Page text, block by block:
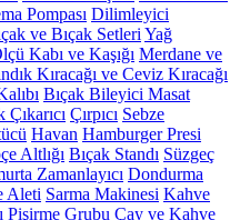
Pompası Dilimleyici
ve Bıçak Setleri Yağ
Kabı ve Kaşığı Merdane ve
Kıracağı ve Ceviz Kıracağı
Bıçak Bileyici Masat
Çırpıcı Sebze
Havan Hamburger Presi
Altlığı Bıçak Standı Süzgeç
Zamanlayıcı Dondurma
Aleti Sarma Makinesi Kahve
Pişirme Grubu Çay ve Kahve